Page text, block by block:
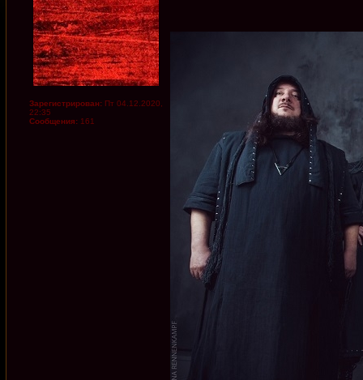
Зарегистрирован: Пт 04.12.2020,
22:35
Сообщения: 161